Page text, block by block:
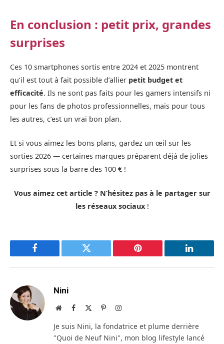
En conclusion : petit prix, grandes
surprises
Ces 10 smartphones sortis entre 2024 et 2025 montrent
qu’il est tout à fait possible d’allier petit budget et
efficacité. Ils ne sont pas faits pour les gamers intensifs ni
pour les fans de photos professionnelles, mais pour tous
les autres, c’est un vrai bon plan.
Et si vous aimez les bons plans, gardez un œil sur les
sorties 2026 — certaines marques préparent déjà de jolies
surprises sous la barre des 100 € !
Vous aimez cet article ? N’hésitez pas à le partager sur
les réseaux sociaux!
Facebook Twitter Pinterest LinkedIn
Nini
Site Facebook PinterestInstagram
Je suis Nini, la fondatrice et plume derrière
"Quoi de Neuf Nini", mon blog lifestyle lancé